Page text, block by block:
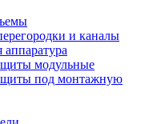
и каналы
щиты модульные
щиты под монтажную